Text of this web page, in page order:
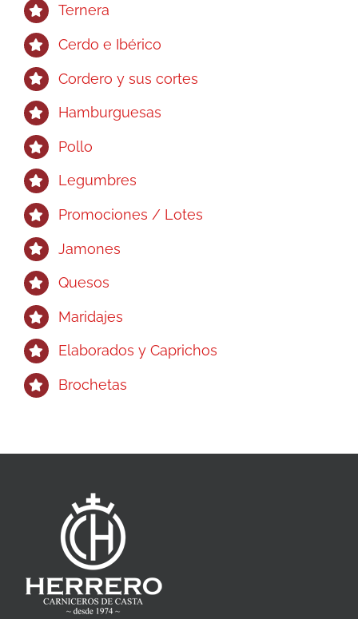
Ternera
Cerdo e Ibérico
Cordero y sus cortes
Hamburguesas
Pollo
Legumbres
Promociones / Lotes
Jamones
Quesos
Maridajes
Elaborados y Caprichos
Brochetas